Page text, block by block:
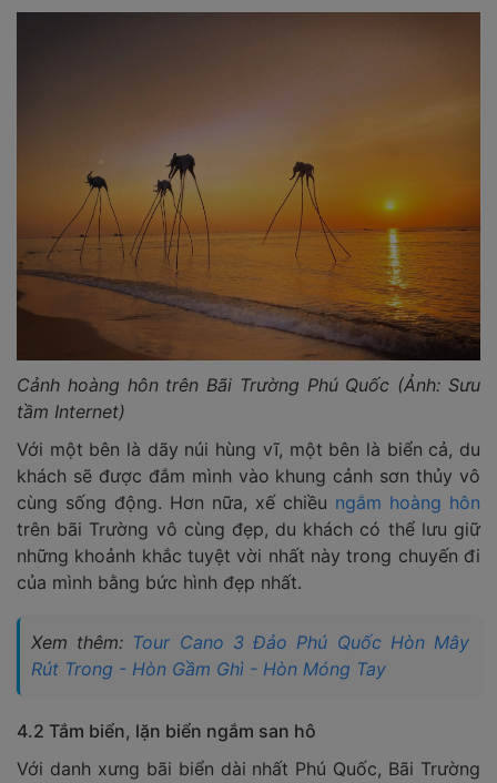
Cảnh hoàng hôn trên Bãi Trường Phú Quốc (Ảnh: Sưu
tầm Internet)
Với một bên là dãy núi hùng vĩ, một bên là biển cả, du
khách sẽ được đắm mình vào khung cảnh sơn thủy vô
cùng sống động. Hơn nữa, xế chiều ngắm hoàng hôn
trên bãi Trường vô cùng đẹp, du khách có thể lưu giữ
những khoảnh khắc tuyệt vời nhất này trong chuyến đi
của mình bằng bức hình đẹp nhất.
Xem thêm: Tour Cano 3 Đảo Phú Quốc Hòn Mây
Rút Trong - Hòn Gầm Ghì - Hòn Móng Tay
4.2 Tắm biển, lặn biển ngắm san hô
Với danh xưng bãi biển dài nhất Phú Quốc, Bãi Trường